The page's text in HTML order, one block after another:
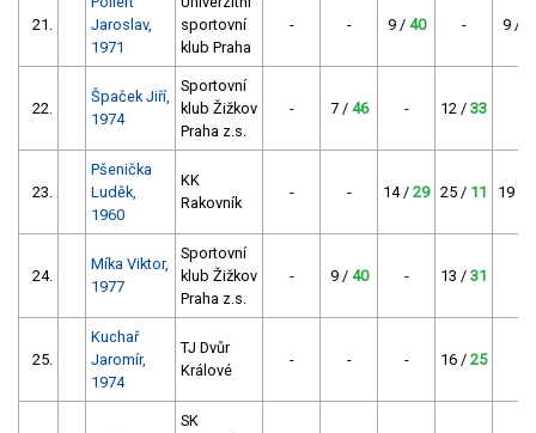
21.
Jaroslav,
1971
sportovní
klub Praha
- - 9 / 40 - 9 /
22.
Špaček Jiří,
1974
Sportovní
klub Žižkov
Praha z.s.
- 7 / 46 - 12 / 33
23.
Pšenička
Luděk,
1960
KK
Rakovník
- - 14 / 29 25 / 11 19 /
24.
Míka Viktor,
1977
Sportovní
klub Žižkov
Praha z.s.
- 9 / 40 - 13 / 31
25.
Kuchař
Jaromír,
1974
TJ Dvůr
Králové
- - - 16 / 25
SK